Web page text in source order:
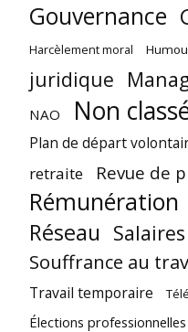
Gouvernance
Harcèlement moral
juridique
NAO Non
Plan de départ
retraite Revue de
Rémunération
Réseau Salaires
Souffrance au
Travail temporaire
Élections professionnelles